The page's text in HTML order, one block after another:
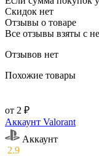
Скидок нет
Отзывы о товаре
Все отзывы взяты с
Отзывов нет
Похожие товары
от 2 ₽
Аккаунт Valorant
Аккаунт
2.9